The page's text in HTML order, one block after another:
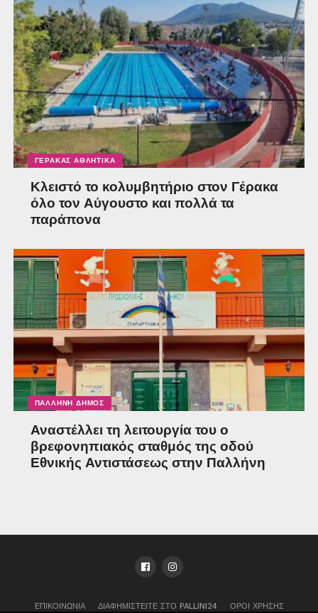
ΓΈΡΑΚΑΣ ΑΘΛΗΤΙΚΆ
Κλειστό το κολυμβητήριο στον Γέρακα
όλο τον Αύγουστο και πολλά τα
παράπονα
ΠΑΛΛΉΝΗ ΔΉΜΟΣ
Αναστέλλει τη λειτουργία του ο
βρεφονηπιακός σταθμός της οδού
Εθνικής Αντιστάσεως στην Παλλήνη
ΕΠΙΚΟΙΝΩΝΊΑ ΔΙΑΦΗΜΙΣΤΕΊΤΕ ΣΤΟ PALLINI24 ΌΡΟΙ ΧΡΉΣΗΣ